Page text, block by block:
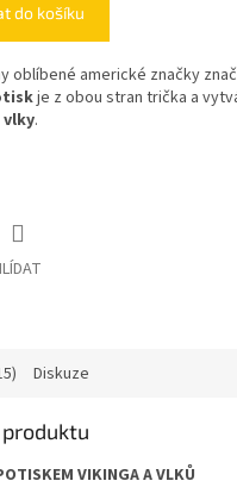
do košíku
oblíbené americké značky
je z obou stran trička a
vlky.
Diskuze
VIKINGA A VLKŮ